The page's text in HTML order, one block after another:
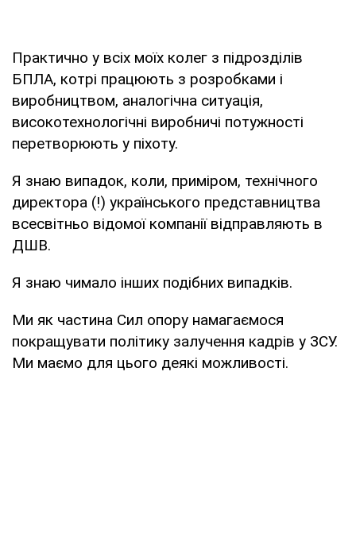
Практично у всіх моїх колег з підрозділів
БПЛА, котрі працюють з розробками і
виробництвом, аналогічна ситуація,
високотехнологічні виробничі потужності
перетворюють у піхоту.
Я знаю випадок, коли, приміром, технічного
директора (!) українського представництва
всесвітньо відомої компанії відправляють в
ДШВ.
Я знаю чимало інших подібних випадків.
Ми як частина Сил опору намагаємося
покращувати політику залучення кадрів у ЗСУ.
Ми маємо для цього деякі можливості.